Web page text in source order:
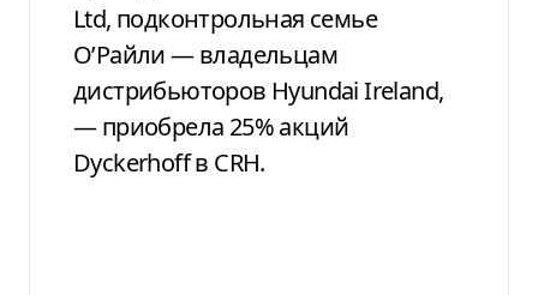
Ltd, подконтрольная семье
О’Райли — владельцам
дистрибьюторов Hyundai Ireland,
— приобрела 25% акций
Dyckerhoff в CRH.